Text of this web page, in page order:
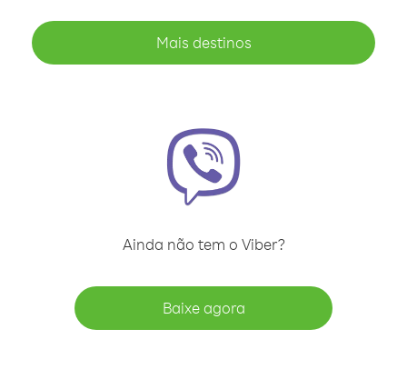
Mais destinos
Ainda não tem o Viber?
Baixe agora